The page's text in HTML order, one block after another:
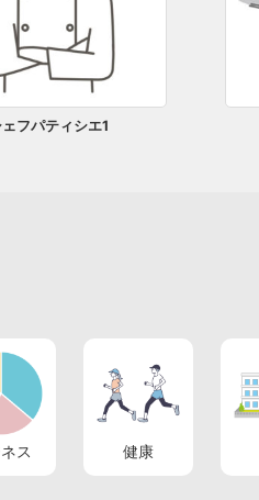
ェフパティシエ1
ス 健康